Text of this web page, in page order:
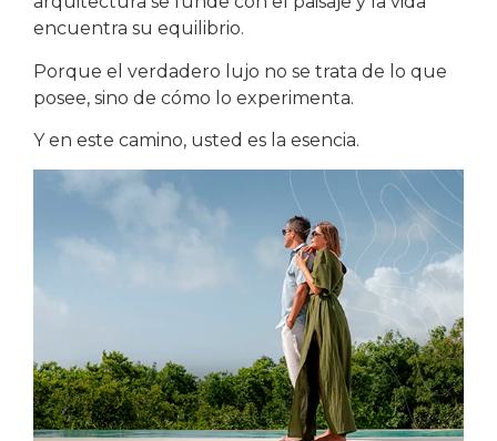
encuentra su equilibrio.
Porque el verdadero lujo no se trata de lo que
posee, sino de cómo lo experimenta.
Y en este camino, usted es la esencia.